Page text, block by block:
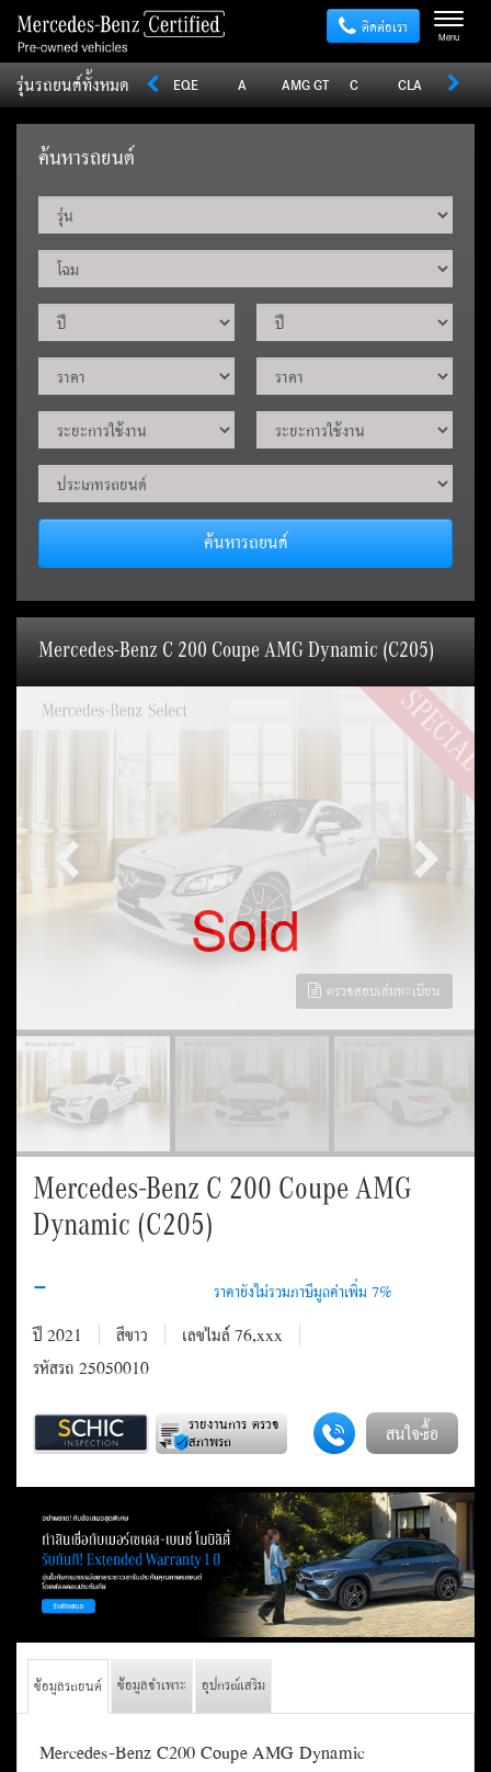
ติดต่อเรา Menu
รุ่นรถยนต์ทั้งหมด
Sprinter V Vito EQE A AMG GT C CLA CLE
ค้นหารถยนต์
ค้นหารถยนต์
Mercedes-Benz C 200 Coupe AMG Dynamic (C205)
Sold
SPECIAL
ตรวจสอบเล่มทะเบียน
Mercedes-Benz C 200 Coupe AMG
Dynamic (C205)
-
ปี 2021 สีขาว
เลขไมล์ 76,xxx
รหัสรถ 25050010
รายงานการ ตรวจ
สภาพรถ สนใจซื้อ
ข้อมูลรถยนต์ ข้อมูลจำเพาะ อุปกรณ์เสริม
Mercedes-Benz C200 Coupe AMG Dynamic